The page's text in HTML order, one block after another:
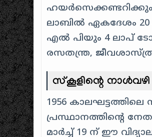
ഹയർസെക്കണ്ടറിക്കും
ലാബിൽ ഏകദേശം 20
എൽ പിയും 4 ലാപ്
രസതന്ത്ര,
സ്കൂളിന്റെ നാൾവഴി
1956
പ്രസ്ഥാനത്തിന്റെ
മാർച്ച് 19 ന് ഈ